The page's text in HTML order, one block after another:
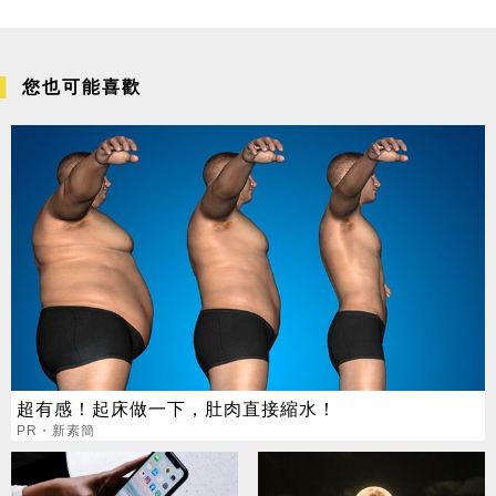
您也可能喜歡
超有感！起床做一下，肚肉直接縮水！
PR・新素簡